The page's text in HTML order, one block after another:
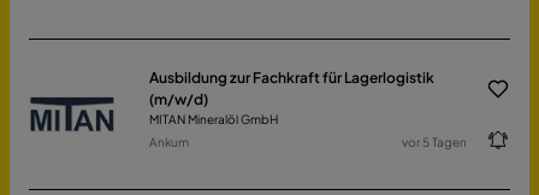
Ausbildung zur Fachkraft für Lagerlogistik
(m/w/d)
MITAN Mineralöl GmbH
Ankum
vor 5 Tagen